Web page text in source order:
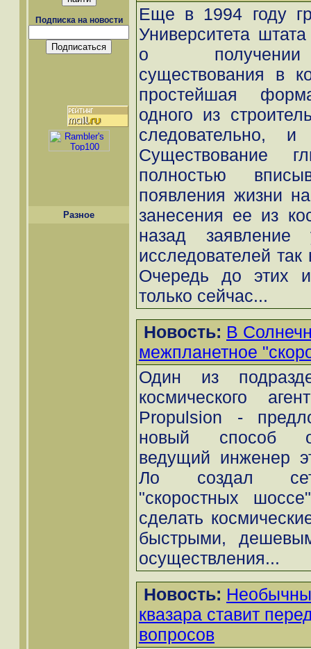
Подписка на новости
Разное
Еще в 1994 году
Университета
о получении
существования в
простейшая
одного из
следовательно,
Существование
полностью
появления жизни
занесения ее из
назад заявление
исследователей
Очередь до этих
только сейчас...
Новость: В
межпланетное
Один из
космического
Propulsion -
новый способ
ведущий инженер
Ло создал
"скоростных
сделать
быстрыми,
осуществления...
Новость:
квазара ставит
вопросов